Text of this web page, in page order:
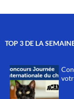
TOP 3 DE LA